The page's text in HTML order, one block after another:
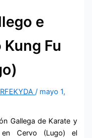
e
Fu
/ mayo 1,
Gallega de Karate y
en Cervo (Lugo) el